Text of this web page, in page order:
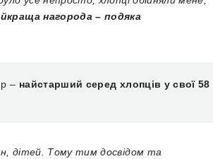
нагорода – подяка
– найстарший серед хлопців у свої 58
дітей. Тому тим досвідом та